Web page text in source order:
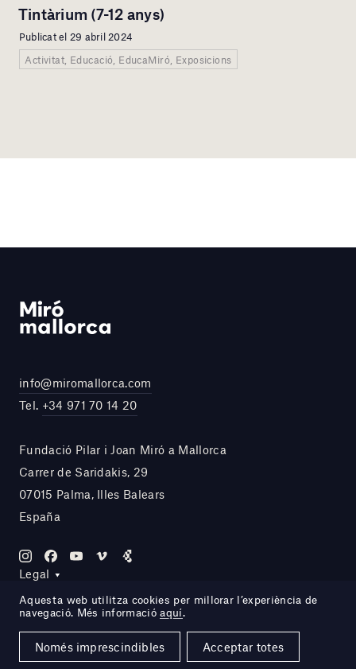
Tintàrium (7-12 anys)
Publicat el 29 abril 2024
Activitat, Educació, EducaMiró, Exposicions
info@miromallorca.com
Tel. +34 971 70 14 20
Fundació Pilar i Joan Miró a Mallorca
Carrer de Saridakis, 29
07015 Palma, Illes Balears
España
Legal
Site by DOMO—A
Aquesta web utilitza cookies per millorar l’experiència de
navegació. Més informacióaquí.
Només imprescindibles Acceptar totes